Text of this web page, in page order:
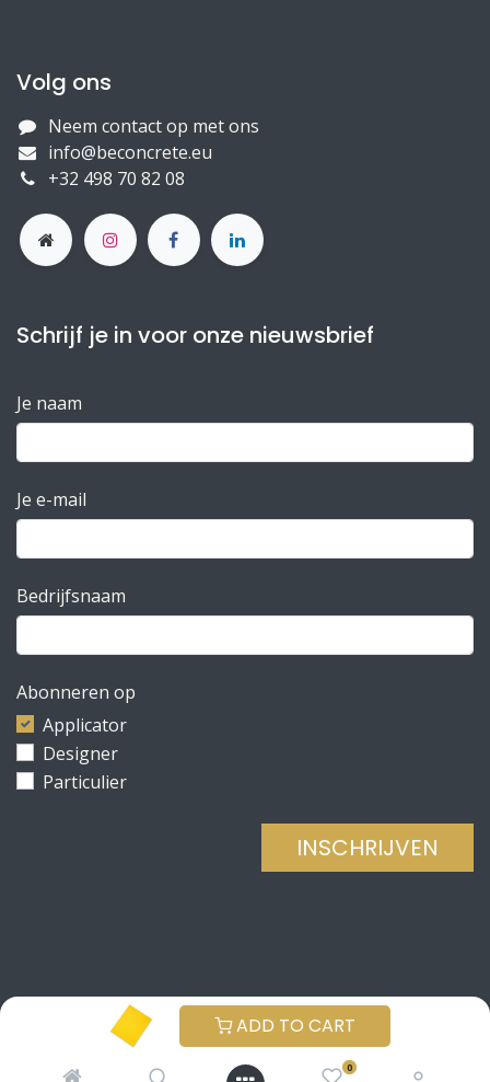
ADD TO CART
0
Volg ons
Neem contact op met ons
info@beconcrete.eu
+32 498 70 82 08
Schrijf je in voor onze nieuwsbrief
Je naam
Je e-mail
Bedrijfsnaam
Abonneren op
Applicator
Designer
Particulier
INSCHRIJVEN
Copyright © Be Concrete NEDERLANDS (BE)
Aangeboden door - De #1Open source e-